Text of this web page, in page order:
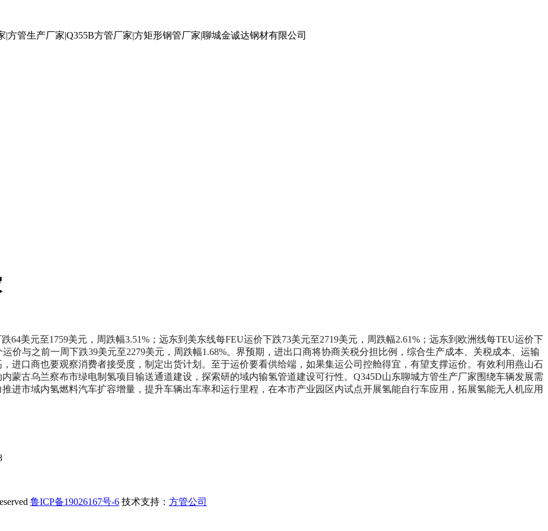
64美元至1759美元，周跌幅3.51%；远东到美东线每FEU运价下跌73美元至2719美元，周跌幅2.61%；远东到欧洲线每TEU运价下
价与之前一周下跌39美元至2279美元，周跌幅1.68%。 界预期，进出口商将协商关税分担比例，综合生产成本、关税成本、运输
进口商也要观察消费者接受度，制定出货计划。至于运价要看供给端，如果集运公司控舱得宜，有望支撑运价。 有效利用燕山石
蒙古乌兰察布市绿电制氢项目输送通道建设，探索研的域内输氢管道建设可行性。Q345D山东聊城方管生产厂家围绕车辆发展需
进市域内氢燃料汽车扩容增量，提升车辆出车率和运行里程，在本市产业园区内试点开展氢能自行车应用，拓展氢能无人机应用
鲁ICP备19026167号-6 技术支持： 方管公司